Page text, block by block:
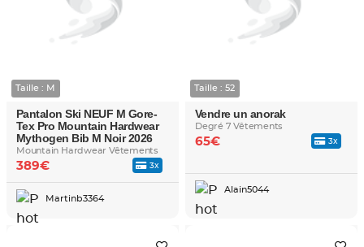
Taille : M
Pantalon Ski NEUF M Gore-
Tex Pro Mountain Hardwear
Mythogen Bib M Noir 2026
Mountain Hardwear Vêtements
3x
389€
Martinb3364
Taille : 52
Vendre un anorak
Degré 7 Vêtements
3x
65€
Alain5044